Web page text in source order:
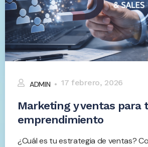
ADMIN 17 febrero, 2026
Marketing y ventas para
emprendimiento
¿Cuál es tu estrategia de ventas?